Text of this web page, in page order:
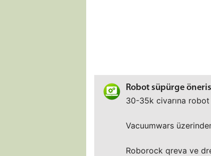
Robot süpürge
30-35k civarına
Vacuumwars
Roborock qreva ve